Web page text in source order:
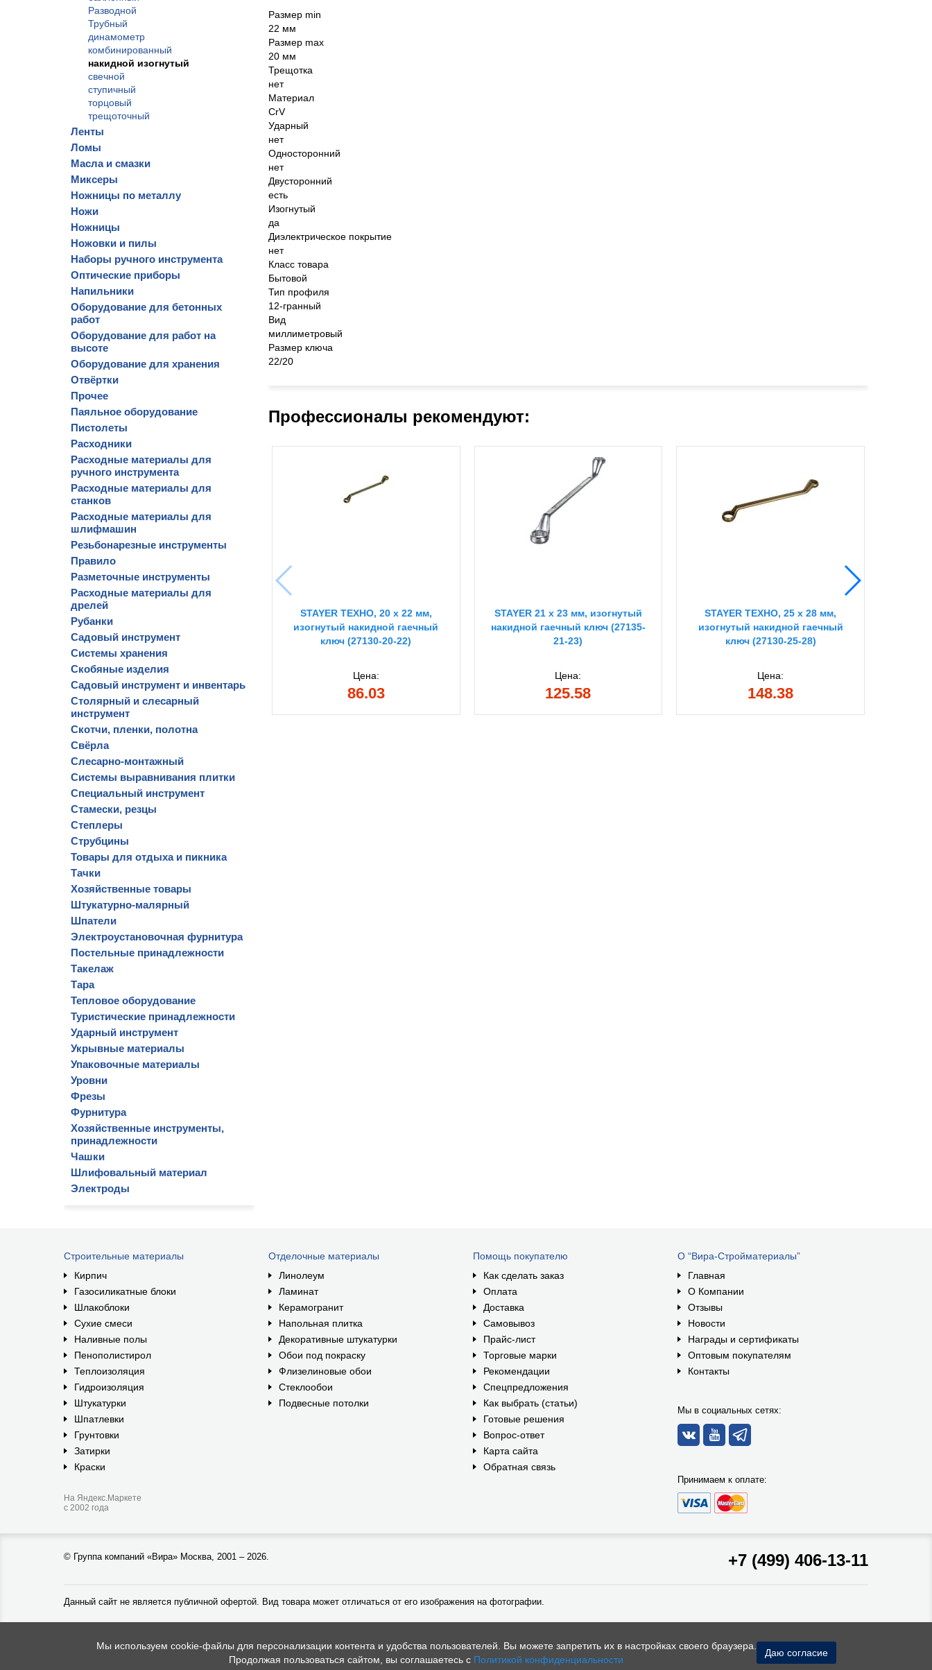
Разводной
Трубный
динамометр
комбинированный
накидной изогнутый
свечной
ступичный
торцовый
трещоточный
Ленты
Ломы
Масла и смазки
Миксеры
Ножницы по металлу
Ножи
Ножницы
Ножовки и пилы
Наборы ручного инструмента
Оптические приборы
Напильники
Оборудование для бетонных
работ
Оборудование для работ на
высоте
Оборудование для хранения
Отвёртки
Прочее
Паяльное оборудование
Пистолеты
Расходники
Расходные материалы для
ручного инструмента
Расходные материалы для
станков
Расходные материалы для
шлифмашин
Резьбонарезные инструменты
Правило
Разметочные инструменты
Расходные материалы для
дрелей
Рубанки
Садовый инструмент
Системы хранения
Скобяные изделия
Садовый инструмент и инвентарь
Столярный и слесарный
инструмент
Скотчи, пленки, полотна
Свёрла
Слесарно-монтажный
Системы выравнивания плитки
Специальный инструмент
Стамески, резцы
Степлеры
Струбцины
Товары для отдыха и пикника
Тачки
Хозяйственные товары
Штукатурно-малярный
Шпатели
Электроустановочная фурнитура
Постельные принадлежности
Такелаж
Тара
Тепловое оборудование
Туристические принадлежности
Ударный инструмент
Укрывные материалы
Упаковочные материалы
Уровни
Фрезы
Фурнитура
Хозяйственные инструменты,
принадлежности
Чашки
Шлифовальный материал
Электроды
Размер min
22 мм
Размер max
20 мм
Трещотка
нет
Материал
CrV
Ударный
нет
Односторонний
нет
Двусторонний
есть
Изогнутый
да
Диэлектрическое покрытие
нет
Класс товара
Бытовой
Тип профиля
12-гранный
Вид
миллиметровый
Размер ключа
22/20
Профессионалы рекомендуют:
STAYER ТЕХНО, 20 х 22 мм,
изогнутый накидной гаечный
ключ (27130-20-22)
Цена:
86.03
STAYER 21 x 23 мм, изогнутый
накидной гаечный ключ (27135-
21-23)
Цена:
125.58
STAYER ТЕХНО, 25 х 28 мм,
изогнутый накидной гаечный
ключ (27130-25-28)
Цена:
148.38
Строительные материалы
Кирпич
Газосиликатные блоки
Шлакоблоки
Сухие смеси
Наливные полы
Пенополистирол
Теплоизоляция
Гидроизоляция
Штукатурки
Шпатлевки
Грунтовки
Затирки
Краски
На Яндекс.Маркете
с 2002 года
Отделочные материалы
Линолеум
Ламинат
Керамогранит
Напольная плитка
Декоративные штукатурки
Обои под покраску
Флизелиновые обои
Стеклообои
Подвесные потолки
Помощь покупателю
Как сделать заказ
Оплата
Доставка
Самовывоз
Прайс-лист
Торговые марки
Рекомендации
Спецпредложения
Как выбрать (статьи)
Готовые решения
Вопрос-ответ
Карта сайта
Обратная связь
О “Вира-Стройматериалы”
Главная
О Компании
Отзывы
Новости
Награды и сертификаты
Оптовым покупателям
Контакты
Мы в социальных сетях:
Принимаем к оплате:
© Группа компаний «Вира» Москва, 2001 – 2026. +7 (499) 406-13-11
Данный сайт не является публичной офертой. Вид товара может отличаться от его изображения на фотографии.
Мы используем cookie-файлы для персонализации контента и удобства пользователей. Вы можете запретить их в настройках своего браузера.
Продолжая пользоваться сайтом, вы соглашаетесь с Политикой конфиденциальности
Даю согласие